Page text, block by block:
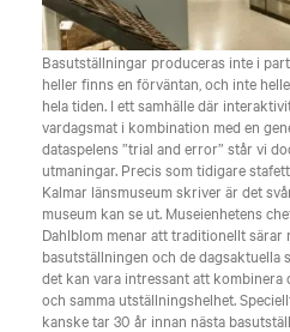
Basutställningar produceras inte i
heller finns en förväntan, och inte
hela tiden. I ett samhälle där
vardagsmat i kombination med en
dataspelens ”trial and error” står vi
utmaningar. Precis som tidigare
Kalmar länsmuseum skriver är det
museum kan se ut. Museienhetens
Dahlblom menar att traditionellt särar
basutställningen och de dagsaktuella
det kan vara intressant att
och samma utställningshelhet.
kanske tar 30 år innan nästa